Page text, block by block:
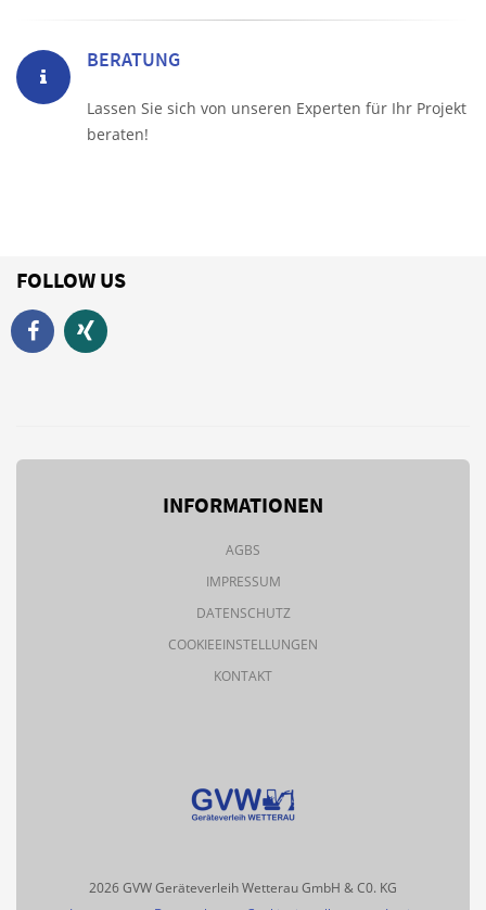
BERATUNG
Lassen Sie sich von unseren Experten für Ihr Projekt
beraten!
FOLLOW US
INFORMATIONEN
AGBS
IMPRESSUM
DATENSCHUTZ
COOKIEEINSTELLUNGEN
KONTAKT
2026 GVW Geräteverleih Wetterau GmbH & C0. KG